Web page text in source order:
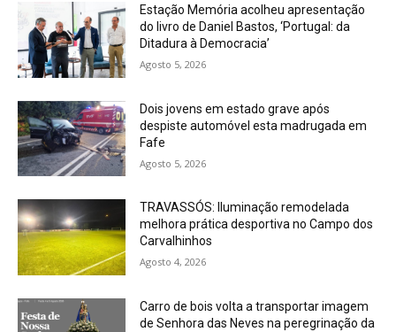
Estação Memória acolheu apresentação
do livro de Daniel Bastos, ‘Portugal: da
Ditadura à Democracia’
Agosto 5, 2026
Dois jovens em estado grave após
despiste automóvel esta madrugada em
Fafe
Agosto 5, 2026
TRAVASSÓS: Iluminação remodelada
melhora prática desportiva no Campo dos
Carvalhinhos
Agosto 4, 2026
Carro de bois volta a transportar imagem
de Senhora das Neves na peregrinação da